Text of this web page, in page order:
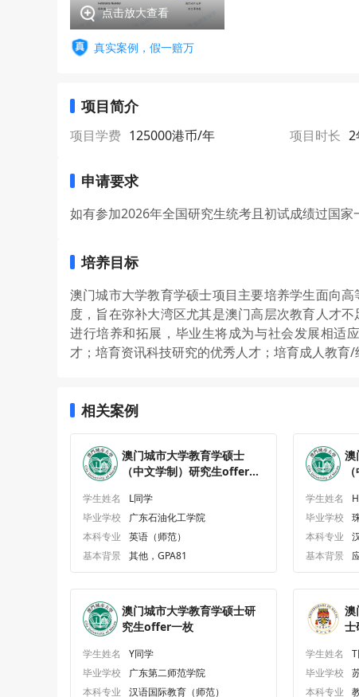
点击放大查看
真实案例，假一赔万
项目简介
项目学费 125000港币/年 项目时长 2
申请要求
如有参加2026年全国研究生统考且初试成绩过国
培养目标
澳门城市大学教育学硕士项目主要培养学生面向
度，旨在弥补大湾区尤其是澳门高层次教育人才
进行培养和拓展，毕业生将成为与社会发展相适
才；培育资讯科技研究的优秀人才；培育成人教育/
相关案例
澳门城市大学教育学硕士
（中文学制）研究生offer一
学生姓名
L同学
毕业学校
广东石油化工学院
本科专业
英语（师范）
基本背景
其他，GPA81
澳
学生姓名
毕业学校
本科专业
基本背景
澳门城市大学教育学硕士研
究生offer一枚
学生姓名
Y同学
毕业学校
广东第二师范学院
本科专业
汉语国际教育（师范）
澳
士
学生姓名
毕业学校
本科专业